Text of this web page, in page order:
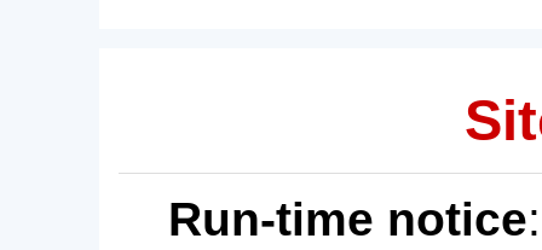
Run-time notice